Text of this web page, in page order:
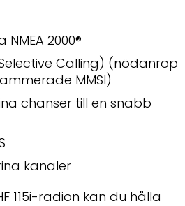
2000®
Calling) (nödanrop
MMSI)
chanser till en snabb
kanaler
115i-radion kan du hålla